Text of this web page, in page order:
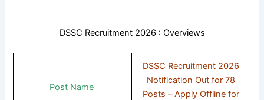
DSSC Recruitment 2026 : Overviews
Post Name
DSSC Recruitment 2026
Notification Out for 78
Posts – Apply Offline for